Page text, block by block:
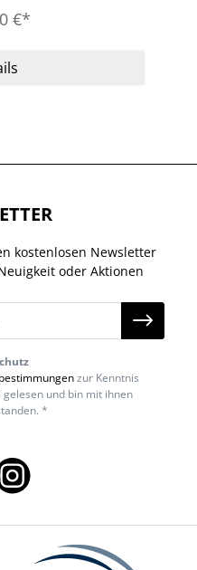
€*
kostenlosen Newsletter
oder Aktionen
zur Kenntnis
gelesen und bin mit ihnen
*